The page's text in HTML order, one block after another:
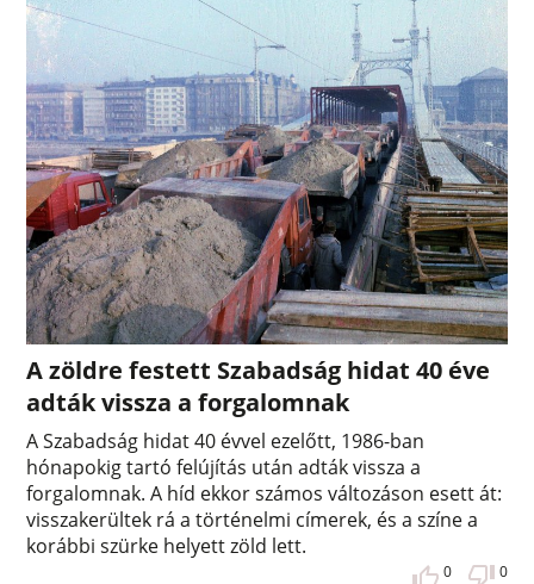
A zöldre festett Szabadság hidat 40 éve
adták vissza a forgalomnak
A Szabadság hidat 40 évvel ezelőtt, 1986-ban
hónapokig tartó felújítás után adták vissza a
forgalomnak. A híd ekkor számos változáson esett át:
visszakerültek rá a történelmi címerek, és a színe a
korábbi szürke helyett zöld lett.
0 0